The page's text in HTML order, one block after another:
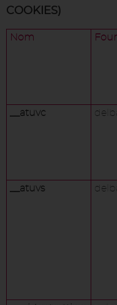
COOKIES)
Nom
__atuvc
__atuvs